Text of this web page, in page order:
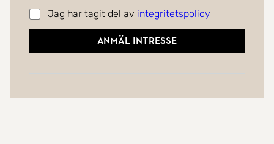
Jag har tagit del av integritetspolicy
Anmäl intresse